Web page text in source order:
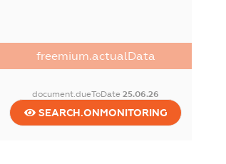
freemium.actualData
document.dueToDate25.06.26
SEARCH.ONMONITORING